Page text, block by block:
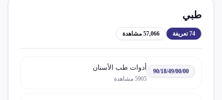
طبي
74تعريفة 57,066 مشاهدة
90/18/49/00/00 أدوات طب الأسنان
5905 مشاهدة